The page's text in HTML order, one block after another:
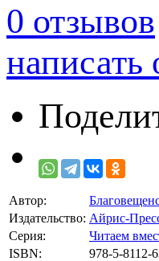
0 отзывов
написать
Автор:
Издательство: Айрис-
Серия:
Читаем
ISBN:
978-5-8112-